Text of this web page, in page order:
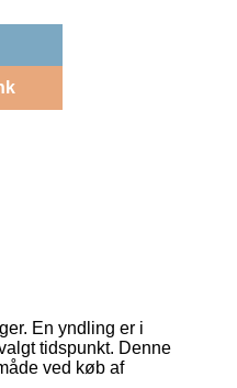
En yndling er i
tidspunkt. Denne
ved køb af